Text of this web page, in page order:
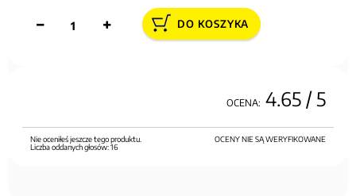
DO KOSZYKA
OCENA: 4.65 / 5
OCENY NIE SĄ WERYFIKOWANE
Nie oceniłeś jeszcze tego produktu.
Liczba oddanych głosów:16